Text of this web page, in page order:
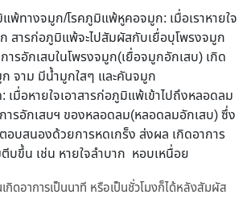
แพ้ทางจมูก/โรคภูมิแพ้หูคอจมูก: เมื่อเราหายใจ
ก สารก่อภูมิแพ้จะไปสัมผัสกับเยื่อบุโพรงจมูก
ารอักเสบในโพรงจมูก(เยื่อจมูกอักเสบ) เกิด
จาม มีน้ำมูกใสๆ และคันจมูก
เมื่อหายใจเอาสารก่อภูมิแพ้เข้าไปถึงหลอดลม
การอักเสบฯ ของหลอดลม(หลอดลมอักเสบ) ซึ่ง
อบสนองด้วยการหดเกร็ง ส่งผล เกิดอาการ
บขึ้น เช่น หายใจลำบาก หอบเหนื่อย
กิดอาการเป็นนาที หรือเป็นชั่วโมงก็ได้หลังสัมผัส